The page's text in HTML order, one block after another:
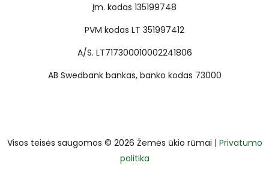
Įm. kodas 135199748
PVM kodas LT 351997412
A/S. LT717300010002241806
AB Swedbank bankas, banko kodas 73000
Visos teisės saugomos © 2026 Žemės ūkio rūmai | Privatumo
politika